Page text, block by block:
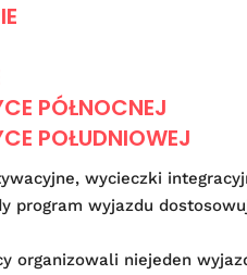
PÓŁNOCNEJ
POŁUDNIOWEJ
wycieczki
program wyjazdu
organizowali niejeden